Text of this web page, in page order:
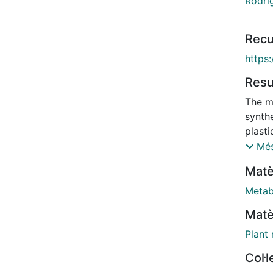
The
Plant